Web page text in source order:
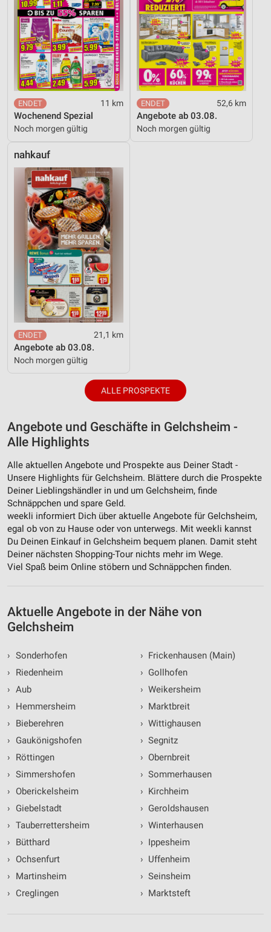
11 km
Wochenend Spezial
Noch morgen gültig
52,6 km
Angebote ab 03.08.
Noch morgen gültig
nahkauf
21,1 km
Angebote ab 03.08.
Noch morgen gültig
ALLE PROSPEKTE
Angebote und Geschäfte in Gelchsheim -
Alle Highlights
Alle aktuellen Angebote und Prospekte aus Deiner Stadt -
Unsere Highlights für Gelchsheim. Blättere durch die Prospekte
Deiner Lieblingshändler in und um Gelchsheim, finde
Schnäppchen und spare Geld.
weekli informiert Dich über aktuelle Angebote für Gelchsheim,
egal ob von zu Hause oder von unterwegs. Mit weekli kannst
Du Deinen Einkauf in Gelchsheim bequem planen. Damit steht
Deiner nächsten Shopping-Tour nichts mehr im Wege.
Viel Spaß beim Online stöbern und Schnäppchen finden.
Aktuelle Angebote in der Nähe von
Gelchsheim
› Sonderhofen
›
Riedenheim
› Aub
›
Hemmersheim
›
Bieberehren
›
Gaukönigshofen
›
Röttingen
› Simmershofen
›
Oberickelsheim
›
Giebelstadt
› Tauberrettersheim
›
Bütthard
›
Ochsenfurt
›
Martinsheim
›
Creglingen
› Frickenhausen (Main)
› Gollhofen
› Weikersheim
› Marktbreit
› Wittighausen
› Segnitz
› Obernbreit
› Sommerhausen
› Kirchheim
› Geroldshausen
› Winterhausen
› Ippesheim
› Uffenheim
› Seinsheim
› Marktsteft
Geräte anhand von aktiv angeforderten
Informationen identifizieren
Nicht-IAB-Verarbeitungszwecke:
Notwendig
Performance
Funktional
Werbung